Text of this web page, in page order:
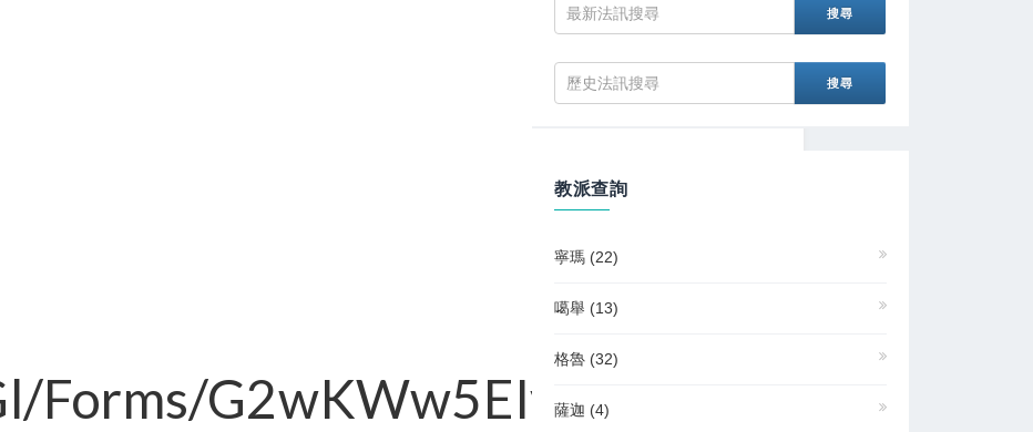
forms/g2wKWw5EIvC75vJ92
教派查詢
寧瑪 (22)
噶舉 (13)
格魯 (32)
薩迦 (4)